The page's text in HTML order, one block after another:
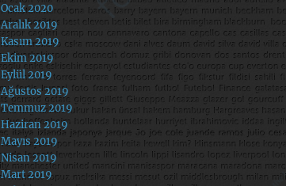
Ocak 2020
Aralık 2019
Kasım 2019
Ekim 2019
Eylül 2019
Ağustos 2019
Temmuz 2019
Haziran 2019
Mayıs 2019
Nisan 2019
Mart 2019